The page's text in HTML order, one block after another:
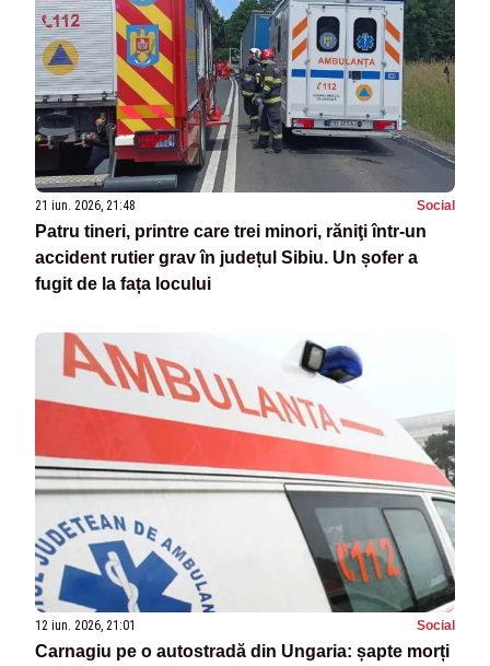
21 iun. 2026, 21:48 Social
Patru tineri, printre care trei minori, răniţi într-un
accident rutier grav în județul Sibiu. Un șofer a
fugit de la fața locului
12 iun. 2026, 21:01 Social
Carnagiu pe o autostradă din Ungaria: șapte morți